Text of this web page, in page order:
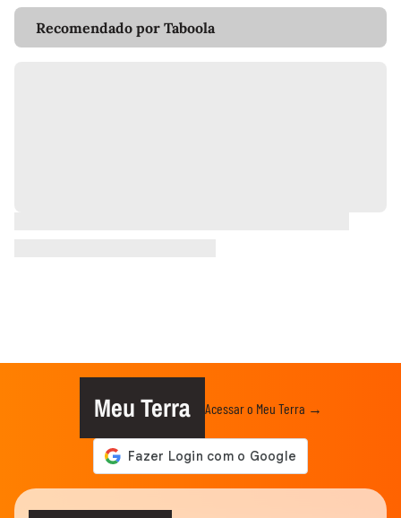
Recomendado por Taboola
Meu Terra Acessar o Meu Terra →